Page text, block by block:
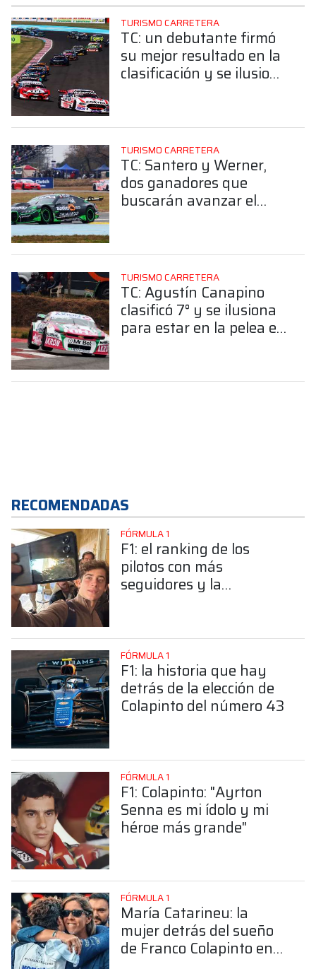
TURISMO CARRETERA
TC: un debutante firmó
su mejor resultado en la
clasificación y se ilusiona
TURISMO CARRETERA
TC: Santero y Werner,
dos ganadores que
buscarán avanzar el
TURISMO CARRETERA
TC: Agustín Canapino
clasificó 7° y se ilusiona
para estar en la pelea el
RECOMENDADAS
FÓRMULA 1
F1: el ranking de los
pilotos con más
seguidores y la
FÓRMULA 1
F1: la historia que hay
detrás de la elección de
Colapinto del número 43
FÓRMULA 1
F1: Colapinto: "Ayrton
Senna es mi ídolo y mi
héroe más grande"
FÓRMULA 1
María Catarineu: la
mujer detrás del sueño
de Franco Colapinto en